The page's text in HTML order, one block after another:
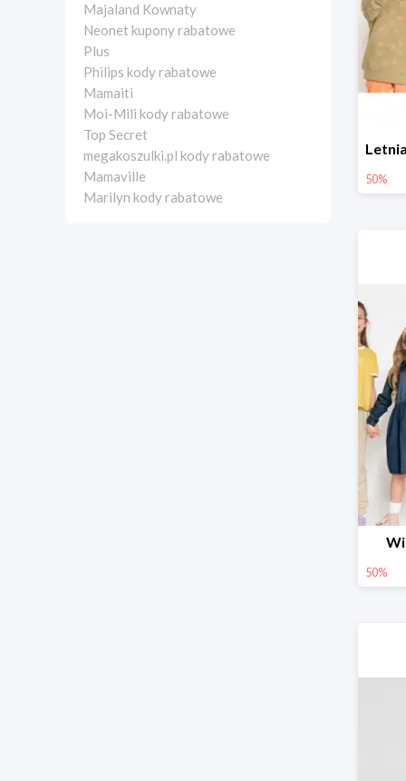
Majaland Kownaty
Neonet kupony rabatowe
Plus
Philips kody rabatowe
Mamaiti
Moi-Mili kody rabatowe
Top Secret
megakoszulki.pl kody rabatowe
Mamaville
Marilyn kody rabatowe
50%
50%